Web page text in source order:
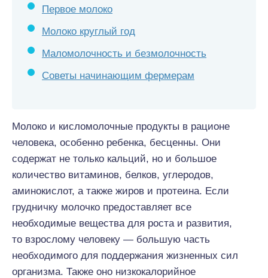
Первое молоко
Молоко круглый год
Маломолочность и безмолочность
Советы начинающим фермерам
Молоко и кисломолочные продукты в рационе
человека, особенно ребенка, бесценны. Они
содержат не только кальций, но и большое
количество витаминов, белков, углеродов,
аминокислот, а также жиров и протеина. Если
грудничку молочко предоставляет все
необходимые вещества для роста и развития,
то взрослому человеку — большую часть
необходимого для поддержания жизненных сил
организма. Также оно низкокалорийное